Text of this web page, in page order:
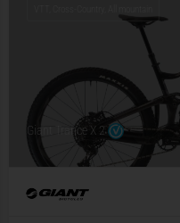
Giant Trance X 2